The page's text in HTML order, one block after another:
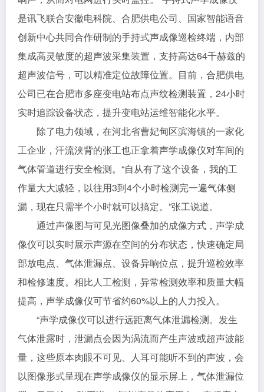
是讯飞联合安徽电科院、合肥供电公司、国家智能语音
创新中心共同合作研制的手持式声成像巡检终端，内部
集成高灵敏度的超声波采集装置，支持高达64千赫兹的
超声波信号，可以精准定位故障位置。目前，合肥供电
公司已在合肥市多座变电站布点声纹检测装置，24小时
实时追踪设备状态，提升变电站运维智能化水平。
除了电力领域，在河北省曹妃甸区滨海镇的一家化
工企业，汗流浃背的张工也正拿着声学成像仪对车间的
气体管道进行安全检测。“自从有了这个设备，我的工
作量大大减轻，以往用3到4个小时检测完一遍气体侧
漏，现在只需半个小时就可以搞定。”张工说道。
通过声像图与可见光图像叠加的成像方式，声学成
像仪可以实时展示声源在空间的分布状态，快速确定局
部放电点、气体泄漏点、设备异响位点，提升巡检效率
和检修速度。相比人工检测，异常检测效率和质量大幅
提高，声学成像仪可节省约60%以上的人力投入。
“声学成像仪可以进行远距离气体泄漏检测。发生
气体泄露时，泄漏点会因为涡流而产生声波或超声波能
量，这些原本肉眼不可见、人耳可能听不到的声波，会
以图像形式呈现在声学成像仪的显示屏上，气体泄漏位